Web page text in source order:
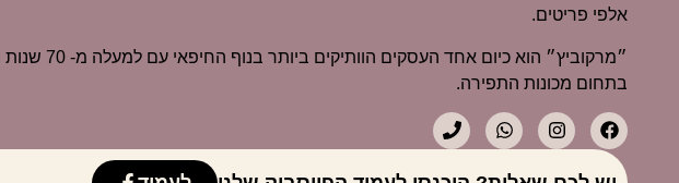
אלפי פריטים.
״מרקוביץ״ הוא כיום אחד העסקים הוותיקים ביותר
בתחום מכונות התפירה.